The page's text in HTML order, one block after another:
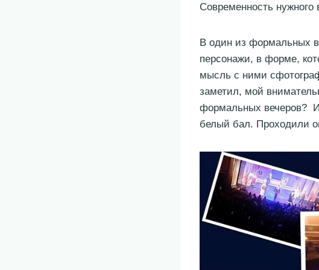
Современность нужного
В один из формальных
персонажи, в форме,
мысль с ними
заметил, мой
формальных вечеров?
белый бал. Проходили